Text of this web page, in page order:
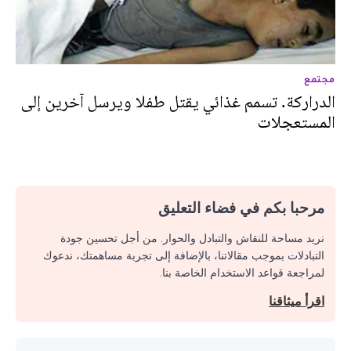
مجتمع
الدراركة. تسمم غذائي يقتل طفلا ويرسل آخرين إلى
المستعجلات
مرحبا بكم في فضاء التعليق
نريد مساحة للنقاش والتبادل والحوار. من أجل تحسين جودة
التبادلات بموجب مقالاتنا، بالإضافة إلى تجربة مساهمتك، ندعوك
لمراجعة قواعد الاستخدام الخاصة بنا.
اقرأ ميثاقنا